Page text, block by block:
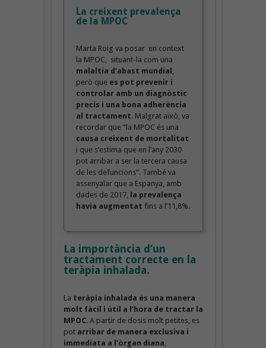
La creixent prevalença
de la MPOC
Marta Roig va posar en context
la MPOC, situant-la com una
malaltia d’abast mundial
però que es pot prevenir i
controlar amb un diagnòstic
precís i una bona adherència
al tractament. Malgrat això, va
recordar que “la MPOC és una
causa creixent de mortalitat
i que s’estima que en l’any 2030
pot arribar a ser la tercera causa
de les defuncions”. També va
assenyalar que a Espanya, amb
dades de 2017, la prevalença
havia augmentat fins a l’11,8%.
La importància d’un
tractament correcte en la
teràpia inhalada.
La teràpia inhalada és una manera
molt fàcil i útil a l’hora de tractar la
MPOC. A partir de dosis molt petites, es
pot arribar de manera exclusiva i
immediata a l’òrgan diana